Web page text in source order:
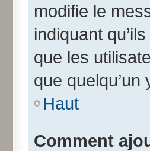
modifie le
indiquant
que les
que quelqu’un
Haut
Comment